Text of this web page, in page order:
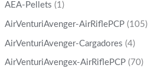
AEA-Pellets (1)
AirVenturiAvenger-AirRiflePCP (105)
AirVenturiAvenger-Cargadores (4)
AirVenturiAvengex-AirRiflePCP (70)